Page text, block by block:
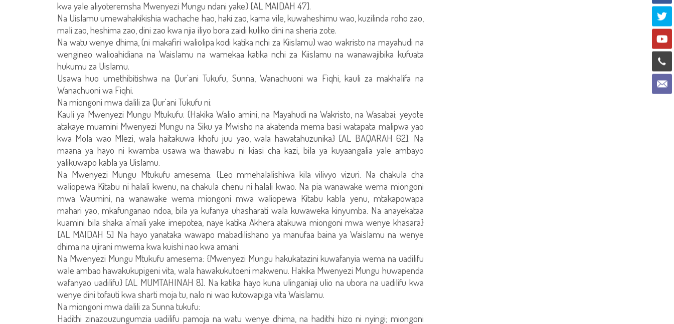
kwa yale aliyoteremsha Mwenyezi Mungu ndani yake} [AL MAIDAH 47].
Na Uislamu umewahakikishia wachache hao, haki zao, kama vile, kuwaheshimu wao, kuzilinda roho zao,
mali zao, heshima zao, dini zao kwa njia iliyo bora zaidi kuliko dini na sheria zote.
Na watu wenye dhima, (ni makafiri waliolipa kodi katika nchi za Kiislamu) wao wakristo na mayahudi na
wengineo walioahidiana na Waislamu na wamekaa katika nchi za Kiislamu na wanawajibika kufuata
hukumu za Uislamu.
Usawa huo umethibitishwa na Qur'ani Tukufu, Sunna, Wanachuoni wa Fiqhi, kauli za makhalifa na
Wanachuoni wa Fiqhi.
Na miongoni mwa dalili za Qur'ani Tukufu ni:
Kauli ya Mwenyezi Mungu Mtukufu: {Hakika Walio amini, na Mayahudi na Wakristo, na Wasabai; yeyote
atakaye muamini Mwenyezi Mungu na Siku ya Mwisho na akatenda mema basi watapata malipwa yao
kwa Mola wao Mlezi, wala haitakuwa khofu juu yao, wala hawatahuzunika} [AL BAQARAH 62]. Na
maana ya hayo ni kwamba usawa wa thawabu ni kiasi cha kazi, bila ya kuyaangalia yale ambayo
yalikuwapo kabla ya Uislamu.
Na Mwenyezi Mungu Mtukufu amesema: {Leo mmehalalishiwa kila vilivyo vizuri. Na chakula cha
waliopewa Kitabu ni halali kwenu, na chakula chenu ni halali kwao. Na pia wanawake wema miongoni
mwa Waumini, na wanawake wema miongoni mwa waliopewa Kitabu kabla yenu, mtakapowapa
mahari yao, mkafunganao ndoa, bila ya kufanya uhasharati wala kuwaweka kinyumba. Na anayekataa
kuamini bila shaka a'mali yake imepotea, naye katika Akhera atakuwa miongoni mwa wenye khasara}
[AL MAIDAH 5] Na hayo yanataka wawapo mabadilishano ya manufaa baina ya Waislamu na wenye
dhima na ujirani mwema kwa kuishi nao kwa amani.
Na Mwenyezi Mungu Mtukufu amesema: {Mwenyezi Mungu hakukatazini kuwafanyia wema na uadilifu
wale ambao hawakukupigeni vita, wala hawakukutoeni makwenu. Hakika Mwenyezi Mungu huwapenda
wafanyao uadilifu} [AL MUMTAHINAH 8]. Na katika hayo kuna ulinganiaji ulio na ubora na uadilifu kwa
wenye dini tofauti kwa sharti moja tu, nalo ni wao kutowapiga vita Waislamu.
Na miongoni mwa dalili za Sunna tukufu:
Hadithi zinazouzungumzia uadilifu pamoja na watu wenye dhima, na hadithi hizo ni nyingi; miongoni